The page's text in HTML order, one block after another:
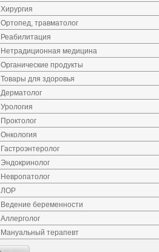
Хирургия
Ортопед, травматолог
Реабилитация
Нетрадиционная медицина
Органические продукты
Товары для здоровья
Дерматолог
Урология
Проктолог
Онкология
Гастроэнтеролог
Эндокринолог
Невропатолог
ЛОР
Ведение беременности
Аллерголог
Мануальный терапевт